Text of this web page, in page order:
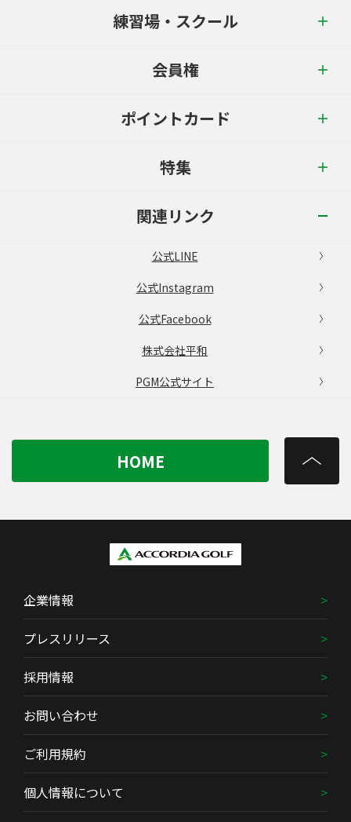
練習場・スクール
会員権
ポイントカード
特集
関連リンク
公式LINE
公式Instagram
公式Facebook
株式会社平和
PGM公式サイト
HOME
企業情報
プレスリリース
採用情報
お問い合わせ
ご利用規約
個人情報について